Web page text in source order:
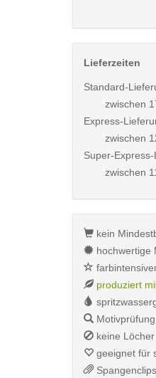
Lieferzeiten
Standard-
zwischen
Express-
zwischen
Super-
zwischen
kein
hochwertige
produziert
keine
geeignet für